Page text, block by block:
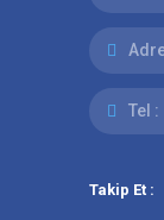
Tel :
Takip Et :